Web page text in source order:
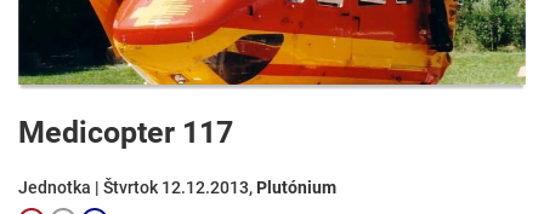
Medicopter 117
Jednotka | Štvrtok 12.12.2013, Plutónium